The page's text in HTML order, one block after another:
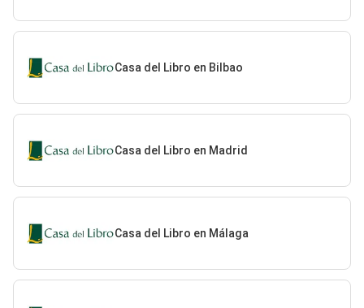
Casa del Libro en Bilbao
Casa del Libro en Madrid
Casa del Libro en Málaga